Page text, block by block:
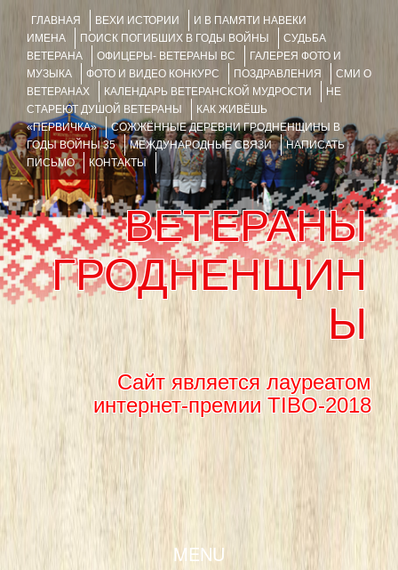
ГЛАВНАЯ ВЕХИ ИСТОРИИ
И В ПАМЯТИ НАВЕКИ
ИМЕНА
ПОИСК ПОГИБШИХ В ГОДЫ ВОЙНЫ
СУДЬБА
ВЕТЕРАНА
ОФИЦЕРЫ- ВЕТЕРАНЫ ВС
ГАЛЕРЕЯ ФОТО И
МУЗЫКА
ФОТО И ВИДЕО КОНКУРС ПОЗДРАВЛЕНИЯ
СМИ О
ВЕТЕРАНАХ
КАЛЕНДАРЬ ВЕТЕРАНСКОЙ МУДРОСТИ
НЕ
СТАРЕЮТ ДУШОЙ ВЕТЕРАНЫ
КАК ЖИВЁШЬ
«ПЕРВИЧКА»
СОЖЖЁННЫЕ ДЕРЕВНИ ГРОДНЕНЩИНЫ В
ГОДЫ ВОЙНЫ 35
МЕЖДУНАРОДНЫЕ СВЯЗИ
НАПИСАТЬ
ПИСЬМО
КОНТАКТЫ
ВЕТЕРАНЫ
ГРОДНЕНЩИН
Ы
Сайт является лауреатом
интернет-премии TIBO-2018
MENU
SKIP TO CONTENT